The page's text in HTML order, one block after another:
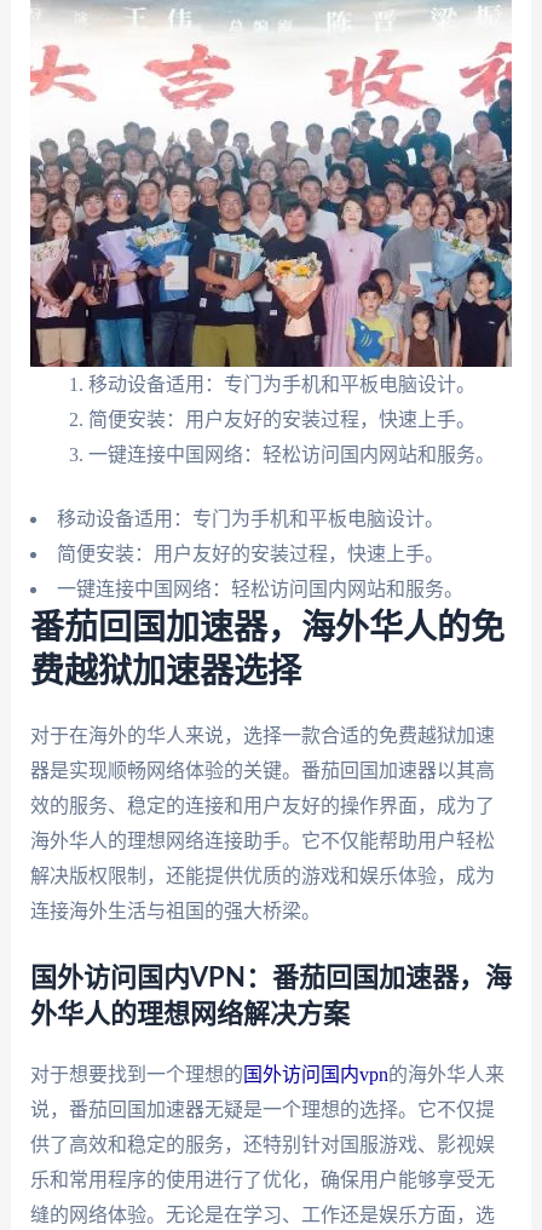
移动设备适用：专门为手机和平板电脑设计。
简便安装：用户友好的安装过程，快速上手。
一键连接中国网络：轻松访问国内网站和服务。
移动设备适用：专门为手机和平板电脑设计。
简便安装：用户友好的安装过程，快速上手。
一键连接中国网络：轻松访问国内网站和服务。
番茄回国加速器，海外华人的免
费越狱加速器选择
对于在海外的华人来说，选择一款合适的免费越狱加速
器是实现顺畅网络体验的关键。番茄回国加速器以其高
效的服务、稳定的连接和用户友好的操作界面，成为了
海外华人的理想网络连接助手。它不仅能帮助用户轻松
解决版权限制，还能提供优质的游戏和娱乐体验，成为
连接海外生活与祖国的强大桥梁。
国外访问国内VPN：番茄回国加速器，海
外华人的理想网络解决方案
对于想要找到一个理想的 国外访问国内vpn的海外华人来
说，番茄回国加速器无疑是一个理想的选择。它不仅提
供了高效和稳定的服务，还特别针对国服游戏、影视娱
乐和常用程序的使用进行了优化，确保用户能够享受无
缝的网络体验。无论是在学习、工作还是娱乐方面，选